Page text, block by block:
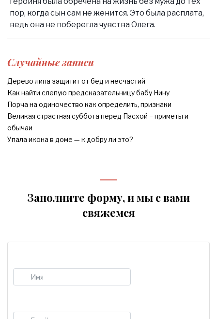
пор, когда сын сам не женится. Это была расплата,
ведь она не поберегла чувства Олега.
Случайные записи
Дерево липа защитит от бед и несчастий
Как найти слепую предсказательницу бабу Нину
Порча на одиночество как определить, признаки
Великая страстная суббота перед Пасхой – приметы и
обычаи
Упала икона в доме — к добру ли это?
Заполните форму, и мы с вами
свяжемся